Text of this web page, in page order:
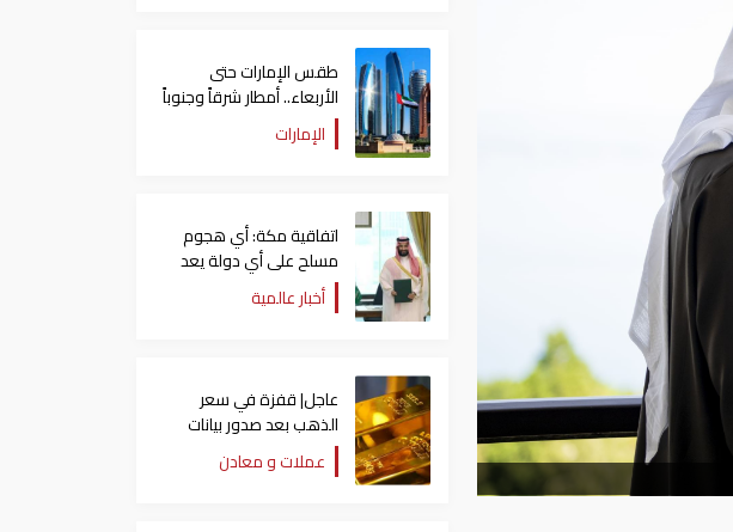
طقس الإمارات حتى
الأربعاء.. أمطار شرقاً وجنوباً
وانخفاض تدريجي للحرارة
الإمارات
اتفاقية مكة: أي هجوم
مسلح على أي دولة يعد
هجوما على الدول الثلاث
جميعا
أخبار عالمية
عاجل| قفزة في سعر
الذهب بعد صدور بيانات
الوظائف الأمريكية
عملات و معادن